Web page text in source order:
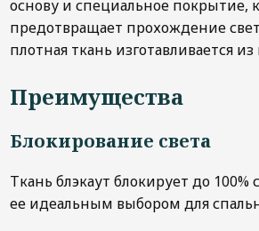
основу и специальное покрытие,
предотвращает прохождение
плотная ткань изготавливается
Преимущества
Блокирование света
Ткань блэкаут блокирует до 100%
ее идеальным выбором для